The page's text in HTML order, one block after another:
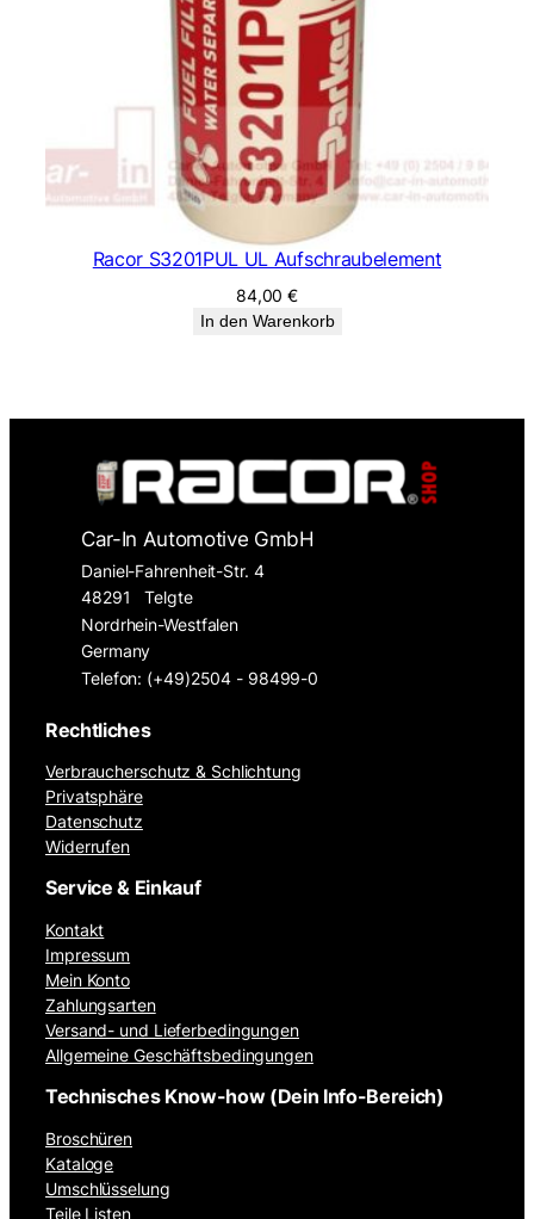
Racor S3201PUL UL Aufschraubelement
84,00€
In den Warenkorb
Car-In Automotive GmbH
Daniel-Fahrenheit-Str. 4
48291
Telgte
Nordrhein-Westfalen
Germany
Telefon: (+49)2504 - 98499-0
Rechtliches
Verbraucherschutz & Schlichtung
Privatsphäre
Datenschutz
Widerrufen
Service & Einkauf
Kontakt
Impressum
Mein Konto
Zahlungsarten
Versand- und Lieferbedingungen
Allgemeine Geschäftsbedingungen
Technisches Know-how (Dein Info-Bereich)
Broschüren
Kataloge
Umschlüsselung
Teile Listen